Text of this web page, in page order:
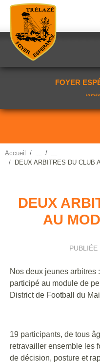
FOYER
LA
Accueil
DEUX ARBITRES DU CLUB
DEUX
AU
PUBLIÉE
Nos deux jeunes arbitres
participé au module de
District de Football du
19 participants, de tous
retravailler ensemble les
de décision, posture et
Panneau de gestion des